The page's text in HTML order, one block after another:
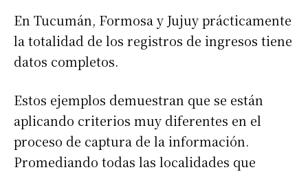
En Tucumán, Formosa y Jujuy prácticamente
la totalidad de los registros de ingresos tiene
datos completos.
Estos ejemplos demuestran que se están
aplicando criterios muy diferentes en el
proceso de captura de la información.
Promediando todas las localidades que